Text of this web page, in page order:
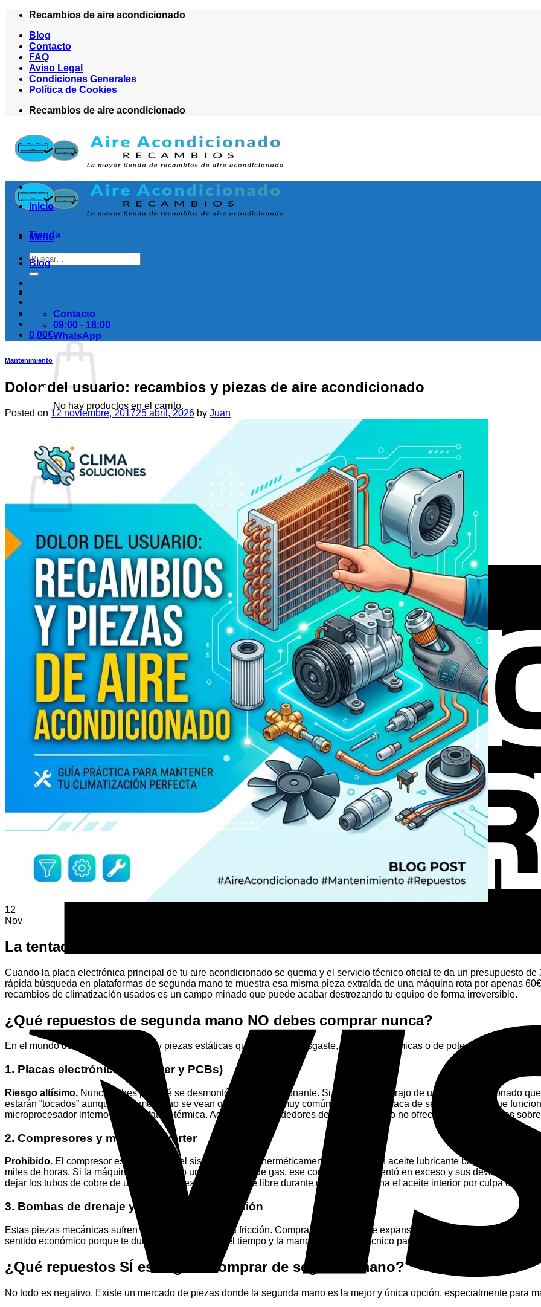
Saltar
contenido
Recambios de aire acondicionado
Blog
Contacto
FAQ
Aviso Legal
Condiciones Generales
Política de Cookies
Recambios de aire acondicionado
Menú
Buscar
por:
0,00€
No hay productos en el carrito.
Carrito
Volver a la tienda
Inicio
Tienda
Blog
Contacto
09:00 - 18:00
WhatsApp
Mantenimiento
Dolor del usuario: recambios y piezas de aire acondicionado
Posted on 12 noviembre, 201725 abril, 2026 by Juan
12
Nov
La tentación del recambio usado frente al oficial
Cuando la placa electrónica principal de tu aire acondicionado se quema y el servicio técnico oficial te da un presupuesto
rápida búsqueda en plataformas de segunda mano te muestra esa misma pieza extraída de una máquina rota por apenas
recambios de climatización usados es un campo minado que puede acabar destrozando tu equipo de forma irreversible.
¿Qué repuestos de segunda mano NO debes comprar nunca?
En el mundo de la climatización, hay piezas estáticas que no sufren desgaste, y piezas dinámicas o de potencia que son
1. Placas electrónicas (Inverter y PCBs)
Riesgo altísimo. Nunca sabes por qué se desmontó la máquina donante. Si la placa se extrajo de un aire acondicionado
estarán “tocados” aunque físicamente no se vean quemados. Es muy común instalar una placa de segunda mano que
microprocesador interno falla por fatiga térmica. Además, los vendedores de segunda mano no ofrecen garantías reales
2. Compresores y motores Inverter
Prohibido. El compresor es el corazón del sistema, sellado herméticamente y bañado en aceite lubricante bajo alta
miles de horas. Si la máquina original tuvo una micro-fuga de gas, ese compresor se calentó en exceso y sus devanados
dejar los tubos de cobre de un compresor expuestos al aire libre durante unos días arruina el aceite interior por culpa de la
3. Bombas de drenaje y válvulas de expansión
Estas piezas mecánicas sufren por la cal del agua y la fricción. Comprar una válvula de expansión de segunda mano es
sentido económico porque te durarán una fracción del tiempo y la mano de obra del técnico para instalarla será la misma.
¿Qué repuestos SÍ es seguro comprar de segunda mano?
No todo es negativo. Existe un mercado de piezas donde la segunda mano es la mejor y única opción, especialmente para